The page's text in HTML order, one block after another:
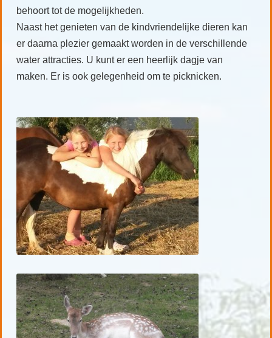
behoort tot de mogelijkheden.
Naast het genieten van de kindvriendelijke dieren kan
er daarna plezier gemaakt worden in de verschillende
water attracties. U kunt er een heerlijk dagje van
maken. Er is ook gelegenheid om te picknicken.